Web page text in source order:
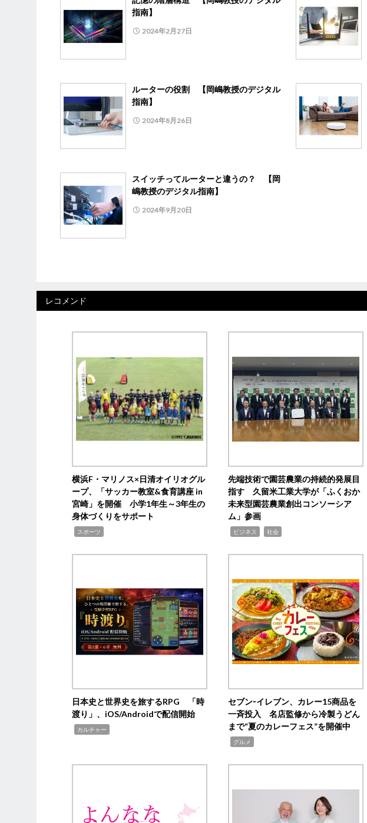
指南】
2024年2月27日
ルーターの役割 【岡嶋教授のデジタル
指南】
2024年8月26日
スイッチってルーターと違うの？ 【岡
嶋教授のデジタル指南】
2024年9月20日
レコメンド
横浜F・マリノス×日清オイリオグル
ープ、「サッカー教室&食育講座 in
宮崎」を開催 小学1年生～3年生の
身体づくりをサポート
スポーツ
先端技術で園芸農業の持続的発展目
指す 久留米工業大学が「ふくおか
未来型園芸農業創出コンソーシア
ム」参画
ビジネス 社会
日本史と世界史を旅するRPG 「時
渡り」、iOS/Androidで配信開始
カルチャー
セブン‐イレブン、カレー15商品を
一斉投入 名店監修から冷製うどん
まで“夏のカレーフェス”を開催中
グルメ